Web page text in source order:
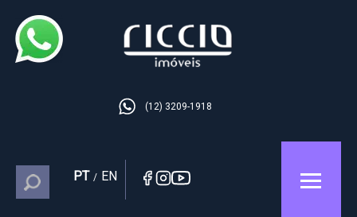
(12) 3209-1918
PT / EN